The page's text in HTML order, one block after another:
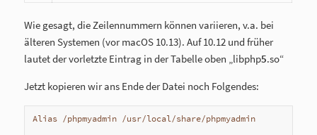
Wie gesagt, die Zeilennummern können variieren, v.a. bei
älteren Systemen (vor macOS 10.13). Auf 10.12 und früher
lautet der vorletzte Eintrag in der Tabelle oben „libphp5.so“
Jetzt kopieren wir ans Ende der Datei noch Folgendes:
Alias /phpmyadmin /usr/local/share/phpmyadmin